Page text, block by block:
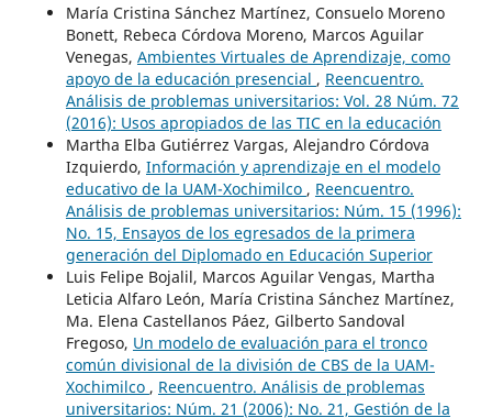
María Cristina Sánchez Martínez, Consuelo Moreno
Bonett, Rebeca Córdova Moreno, Marcos Aguilar
Venegas, Ambientes Virtuales de Aprendizaje, como
apoyo de la educación presencial , Reencuentro.
Análisis de problemas universitarios: Vol. 28 Núm. 72
(2016): Usos apropiados de las TIC en la educación
Martha Elba Gutiérrez Vargas, Alejandro Córdova
Izquierdo, Información y aprendizaje en el modelo
educativo de la UAM-Xochimilco , Reencuentro.
Análisis de problemas universitarios: Núm. 15 (1996):
No. 15, Ensayos de los egresados de la primera
generación del Diplomado en Educación Superior
Luis Felipe Bojalil, Marcos Aguilar Vengas, Martha
Leticia Alfaro León, María Cristina Sánchez Martínez,
Ma. Elena Castellanos Páez, Gilberto Sandoval
Fregoso, Un modelo de evaluación para el tronco
común divisional de la división de CBS de la UAM-
Xochimilco , Reencuentro. Análisis de problemas
universitarios: Núm. 21 (2006): No. 21, Gestión de la